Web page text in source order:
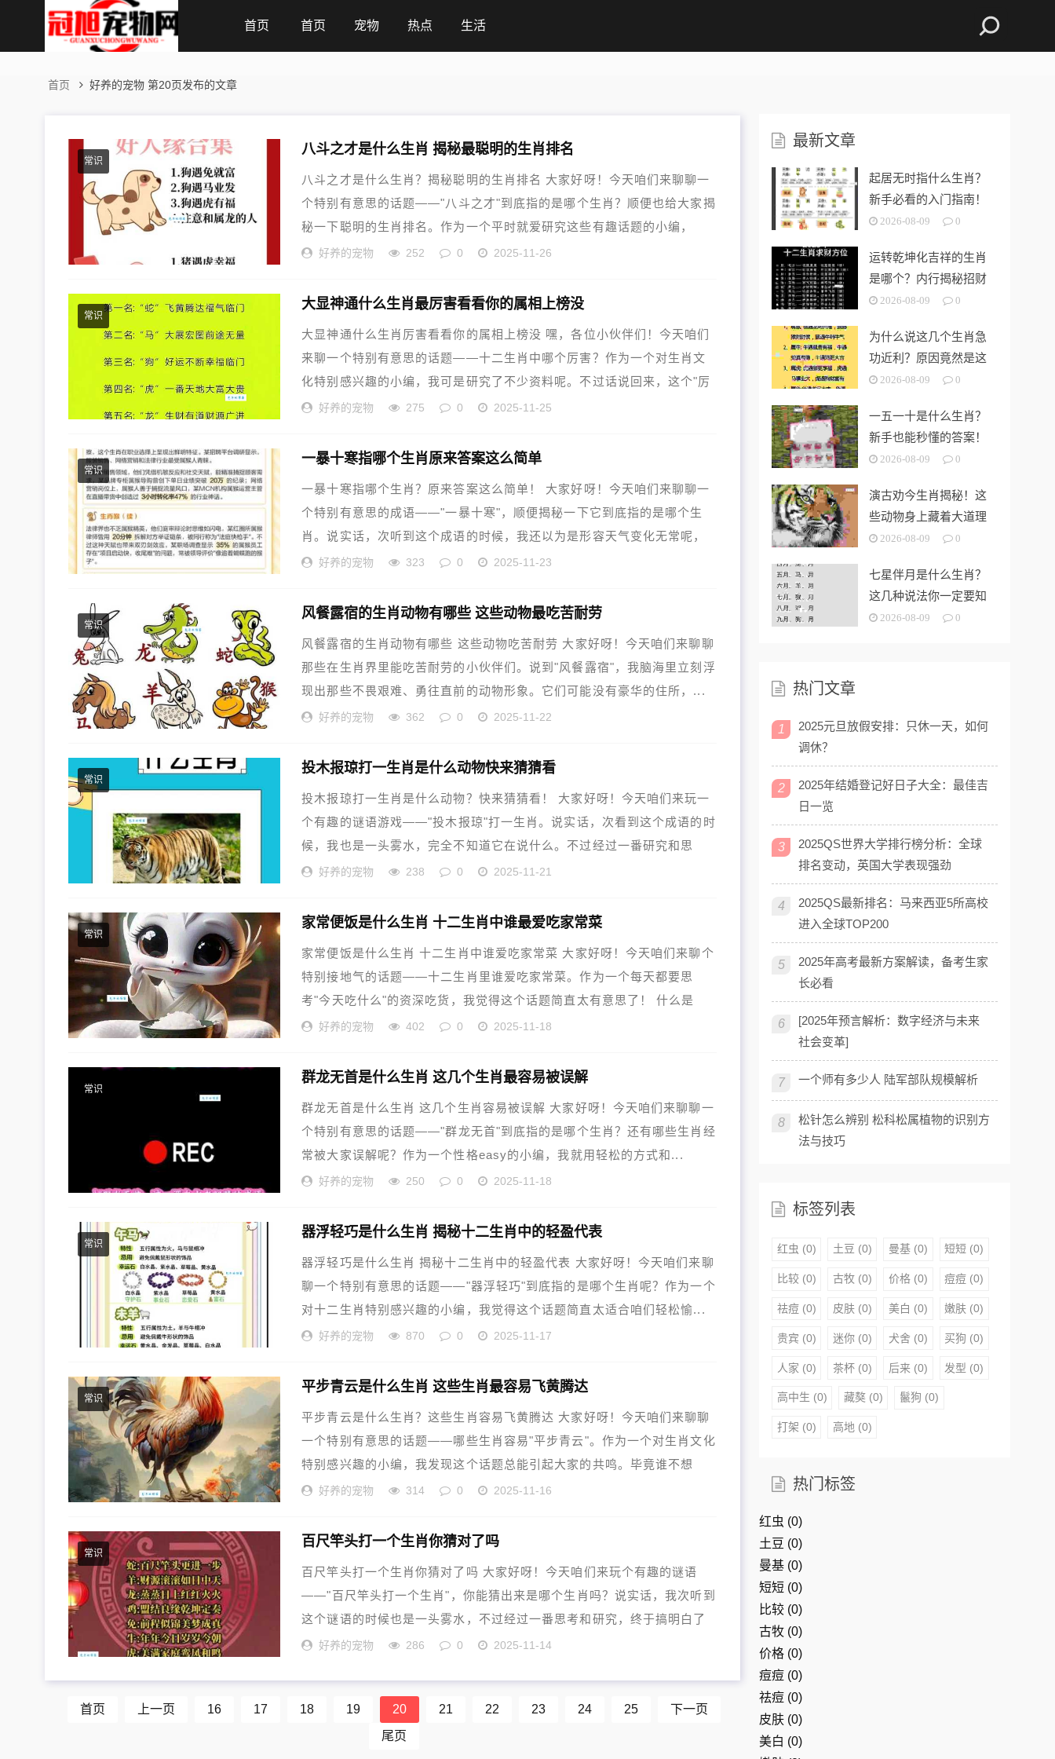
首页 首页 宠物 热点 生活
首页 好养的宠物 第20页发布的文章
常识
八斗之才是什么生肖 揭秘最聪明的生肖排名
八斗之才是什么生肖？揭秘聪明的生肖排名 大家好呀！今天咱们来聊聊一
个特别有意思的话题——"八斗之才"到底指的是哪个生肖？顺便也给大家揭
秘一下聪明的生肖排名。作为一个平时就爱研究这些有趣话题的小编，
我...好养的宠物 252 0 2025-11-26
常识
大显神通什么生肖最厉害看看你的属相上榜没
大显神通什么生肖厉害看看你的属相上榜没 嘿，各位小伙伴们！今天咱们
来聊一个特别有意思的话题——十二生肖中哪个厉害？作为一个对生肖文
化特别感兴趣的小编，我可是研究了不少资料呢。不过话说回来，这个"厉
害...好养的宠物 275 0 2025-11-25
常识
一暴十寒指哪个生肖原来答案这么简单
一暴十寒指哪个生肖？原来答案这么简单！ 大家好呀！今天咱们来聊聊一
个特别有意思的成语——"一暴十寒"，顺便揭秘一下它到底指的是哪个生
肖。说实话，次听到这个成语的时候，我还以为是形容天气变化无常呢，
后...好养的宠物 323 0 2025-11-23
常识
风餐露宿的生肖动物有哪些 这些动物最吃苦耐劳
风餐露宿的生肖动物有哪些 这些动物吃苦耐劳 大家好呀！今天咱们来聊聊
那些在生肖界里能吃苦耐劳的小伙伴们。说到"风餐露宿"，我脑海里立刻浮
现出那些不畏艰难、勇往直前的动物形象。它们可能没有豪华的住所，...
好养的宠物 362 0 2025-11-22
常识
投木报琼打一生肖是什么动物快来猜猜看
投木报琼打一生肖是什么动物？快来猜猜看！ 大家好呀！今天咱们来玩一
个有趣的谜语游戏——"投木报琼"打一生肖。说实话，次看到这个成语的时
候，我也是一头雾水，完全不知道它在说什么。不过经过一番研究和思
考...好养的宠物 238 0 2025-11-21
常识
家常便饭是什么生肖 十二生肖中谁最爱吃家常菜
家常便饭是什么生肖 十二生肖中谁爱吃家常菜 大家好呀！今天咱们来聊个
特别接地气的话题——十二生肖里谁爱吃家常菜。作为一个每天都要思
考"今天吃什么"的资深吃货，我觉得这个话题简直太有意思了！ 什么是
家...好养的宠物 402 0 2025-11-18
常识
群龙无首是什么生肖 这几个生肖最容易被误解
群龙无首是什么生肖 这几个生肖容易被误解 大家好呀！今天咱们来聊聊一
个特别有意思的话题——"群龙无首"到底指的是哪个生肖？还有哪些生肖经
常被大家误解呢？作为一个性格easy的小编，我就用轻松的方式和...
好养的宠物 250 0 2025-11-18
常识
器浮轻巧是什么生肖 揭秘十二生肖中的轻盈代表
器浮轻巧是什么生肖 揭秘十二生肖中的轻盈代表 大家好呀！今天咱们来聊
聊一个特别有意思的话题——"器浮轻巧"到底指的是哪个生肖呢？作为一个
对十二生肖特别感兴趣的小编，我觉得这个话题简直太适合咱们轻松愉...
好养的宠物 870 0 2025-11-17
常识
平步青云是什么生肖 这些生肖最容易飞黄腾达
平步青云是什么生肖？这些生肖容易飞黄腾达 大家好呀！今天咱们来聊聊
一个特别有意思的话题——哪些生肖容易"平步青云"。作为一个对生肖文化
特别感兴趣的小编，我发现这个话题总能引起大家的共鸣。毕竟谁不想
知...好养的宠物 314 0 2025-11-16
常识
百尺竿头打一个生肖你猜对了吗
百尺竿头打一个生肖你猜对了吗 大家好呀！今天咱们来玩个有趣的谜语
——"百尺竿头打一个生肖"，你能猜出来是哪个生肖吗？说实话，我次听到
这个谜语的时候也是一头雾水，不过经过一番思考和研究，终于搞明白了
其...好养的宠物 286 0 2025-11-14
首页 上一页 16 17 18 19 20 21 22 23 24 25
下一页
尾页
最新文章
起居无时指什么生肖？
新手必看的入门指南！
2026-08-09 0
运转乾坤化吉祥的生肖
是哪个？内行揭秘招财
秘法！
2026-08-09 0
为什么说这几个生肖急
功近利？原因竟然是这
样！
2026-08-09 0
一五一十是什么生肖？
新手也能秒懂的答案！
2026-08-09 0
演古劝今生肖揭秘！这
些动物身上藏着大道理
2026-08-09 0
七星伴月是什么生肖？
这几种说法你一定要知
道！
2026-08-09 0
热门文章
1
2025元旦放假安排：只休一天，如何
调休？
2
2025年结婚登记好日子大全：最佳吉
日一览
3
2025QS世界大学排行榜分析：全球
排名变动，英国大学表现强劲
4
2025QS最新排名：马来西亚5所高校
进入全球TOP200
5
2025年高考最新方案解读，备考生家
长必看
6
[2025年预言解析：数字经济与未来
社会变革]
7 一个师有多少人 陆军部队规模解析
8
松针怎么辨别 松科松属植物的识别方
法与技巧
标签列表
红虫 (0) 土豆 (0) 曼基(0) 短短 (0)
比较(0) 古牧(0) 价格(0) 痘痘 (0)
祛痘(0) 皮肤(0) 美白 (0) 嫩肤 (0)
贵宾 (0) 迷你(0) 犬舍(0) 买狗 (0)
人家 (0) 茶杯(0) 后来(0) 发型 (0)
高中生 (0) 藏獒(0) 鬣狗 (0)
打架 (0) 高地 (0)
热门标签
红虫 (0)
土豆 (0)
曼基 (0)
短短 (0)
比较 (0)
古牧 (0)
价格 (0)
痘痘 (0)
祛痘 (0)
皮肤 (0)
美白 (0)